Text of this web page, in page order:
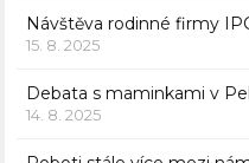
Návštěva rodinné firmy
15. 8. 2025
Debata s maminkami v
14. 8. 2025